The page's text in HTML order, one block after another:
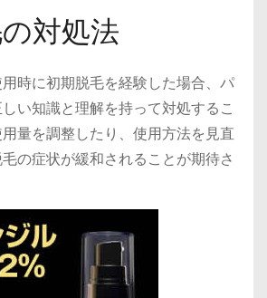
対処法
時に初期脱毛を経験した場合、パ
い知識と理解を持って対処するこ
量を調整したり、使用方法を見直
の症状が緩和されることが期待さ